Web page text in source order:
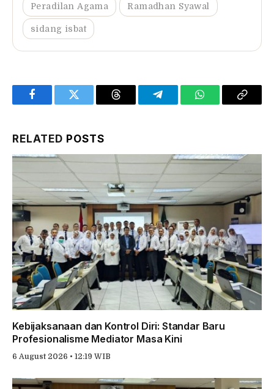
Peradilan Agama Ramadhan Syawal
sidang isbat
FacebookTwitter Threads TelegramWhatsAppCopy
RELATED POSTS
Kebijaksanaan dan Kontrol Diri: Standar Baru
Profesionalisme Mediator Masa Kini
6 August 2026 • 12:19 WIB